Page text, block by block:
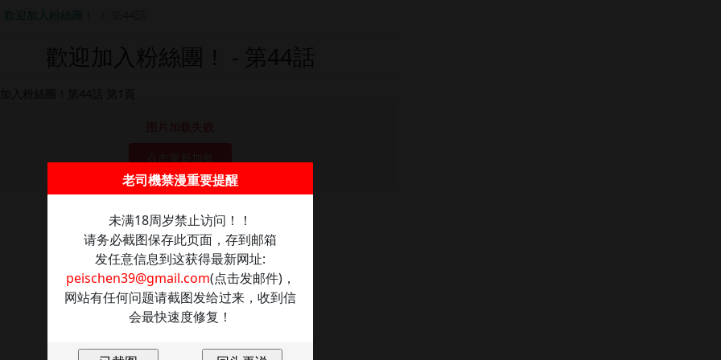
歡迎加入粉絲團！
图片加载失败
老司機禁漫重要提醒
未满18周岁禁止访问！！
请务必截图保存此页面，存到邮箱
发任意信息到这获得最新网址:
peischen39@gmail.com(点击发邮件)，
网站有任何问题请截图发给过来，收到信
会最快速度修复！